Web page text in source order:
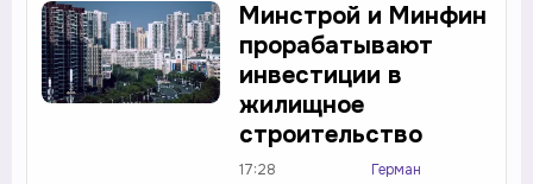
Минстрой и Минфин
прорабатывают
инвестиции в
жилищное
строительство
17:28
Герман